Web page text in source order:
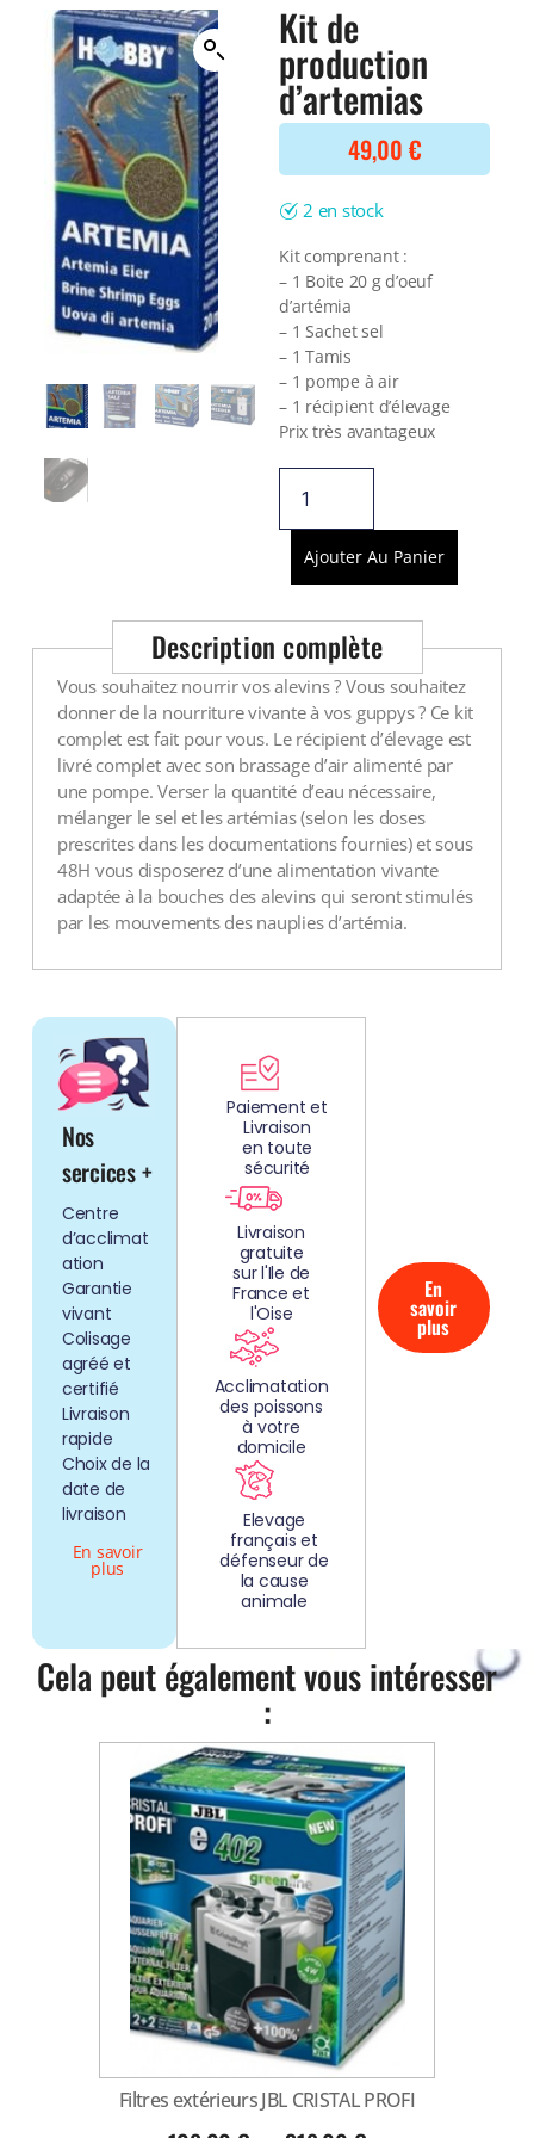
BONNES AFFAIRES
Voir tout
DERNIERS ARRIVAGES
Voir tout
Voir tout
NOURRITURE
Nourriture Lyophilisée
Nourriture sèche
Nourriture vivante
Spéciale herbivores
Spécifique
Voir tout
TRAITEMENT DE L'EAU
Spécial bassin
Additifs
Engrais
Voir tout
DERNIERS ARRIVAGES
Kit de
production
d’artemias
49,00 €
2 en stock
Kit comprenant :
– 1 Boite 20 g d’oeuf
d’artémia
– 1 Sachet sel
– 1 Tamis
– 1 pompe à air
– 1 récipient d’élevage
Prix très avantageux
Ajouter Au Panier
Description complète
Vous souhaitez nourrir vos alevins ? Vous souhaitez
donner de la nourriture vivante à vos guppys ? Ce kit
complet est fait pour vous. Le récipient d’élevage est
livré complet avec son brassage d’air alimenté par
une pompe. Verser la quantité d’eau nécessaire,
mélanger le sel et les artémias (selon les doses
prescrites dans les documentations fournies) et sous
48H vous disposerez d’une alimentation vivante
adaptée à la bouches des alevins qui seront stimulés
par les mouvements des nauplies d’artémia.
Nos
sercices +
Centre
d’acclimat
ation
Garantie
vivant
Colisage
agréé et
certifié
Livraison
rapide
Choix de la
date de
livraison
En savoir
plus
Paiement et
Livraison
en toute
sécurité
Livraison
gratuite
sur l'Ile de
France et
l'Oise
Acclimatation
des poissons
à votre
domicile
Elevage
français et
défenseur de
la cause
animale
En
savoir
plus
Cela peut également vous intéresser
:
Filtres extérieurs JBL CRISTAL PROFI